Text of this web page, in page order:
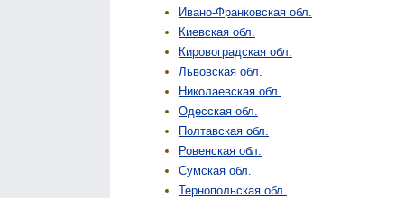
Ивано-Франковская обл.
Киевская обл.
Кировоградская обл.
Львовская обл.
Николаевская обл.
Одесская обл.
Полтавская обл.
Ровенская обл.
Сумская обл.
Тернопольская обл.